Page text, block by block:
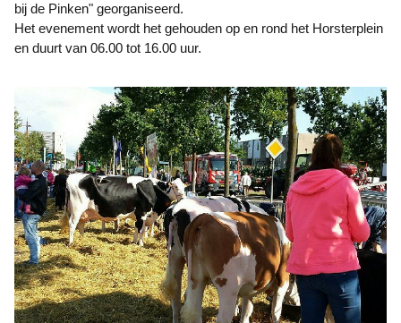
bij de Pinken" georganiseerd.
Het evenement wordt het gehouden op en rond het Horsterplein
en duurt van 06.00 tot 16.00 uur.